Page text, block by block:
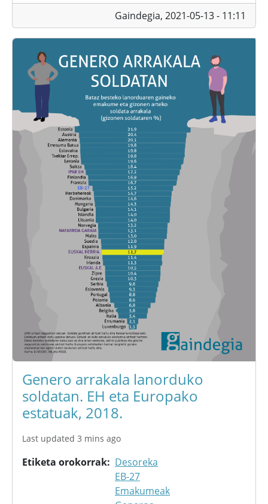
Gaindegia, 2021-05-13 - 11:11
Genero arrakala lanorduko
soldatan. EH eta Europako
estatuak, 2018.
Last updated 3 mins ago
Etiketa orokorrak
Desoreka
EB-27
Emakumeak